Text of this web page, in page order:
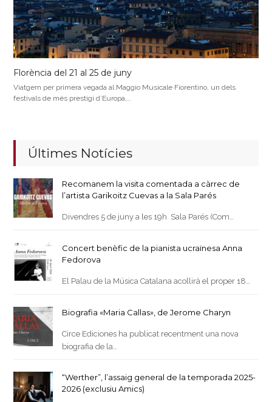
Florència del 21 al 25 de juny
Viatgem per primera vegada al Maggio Musicale Fiorentino, un dels
festivals de més prestigi d’Europa,…
Últimes Notícies
Recomanem la visita comentada a càrrec de
l’artista Garikoitz Cuevas a la Sala Parés
Divendres 5 de juny a les 19h Sala Parés (Com…
Concert benèfic de la pianista ucraïnesa Anna
Fedorova
El Palau de la Música Catalana acollirà el proper 18…
Biografia «Maria Callas», de Jerome Charyn
Circe Ediciones ha publicat recentment una nova
biografia de la…
“Werther”, l’assaig general de la temporada 2025-
2026 (exclusiu Amics)